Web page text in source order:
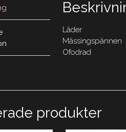
Läder
Mässingspännen
Ofodrad
produkter